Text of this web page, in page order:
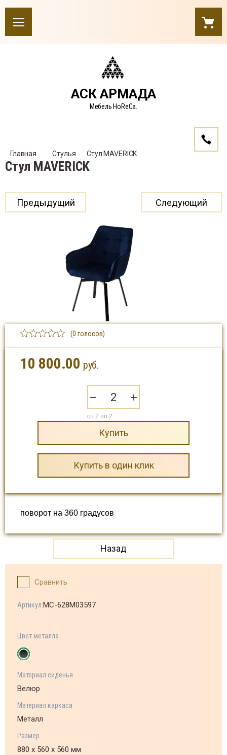
АСК АРМАДА
Мебель HoReCa.
Главная Стулья
    Стул MAVERICK
Стул MAVERICK
Предыдущий Следующий
(0 голосов)
10 800.00 руб.
− +
от 2 по 2
Купить
Купить в один клик
поворот на 360 градусов
Назад
Сравнить
Артикул:МС-628M03597
Цвет металла
Материал сиденья
Велюр
Материал каркаса
Металл
Размер
880 х 560 х 560 мм